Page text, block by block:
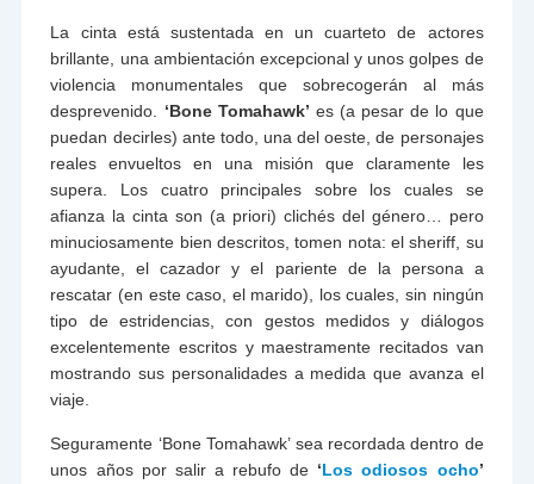
La cinta está sustentada en un cuarteto de actores
brillante, una ambientación excepcional y unos golpes de
violencia monumentales que sobrecogerán al más
desprevenido. ‘Bone Tomahawk’ es (a pesar de lo que
puedan decirles) ante todo, una del oeste, de personajes
reales envueltos en una misión que claramente les
supera. Los cuatro principales sobre los cuales se
afianza la cinta son (a priori) clichés del género… pero
minuciosamente bien descritos, tomen nota: el sheriff, su
ayudante, el cazador y el pariente de la persona a
rescatar (en este caso, el marido), los cuales, sin ningún
tipo de estridencias, con gestos medidos y diálogos
excelentemente escritos y maestramente recitados van
mostrando sus personalidades a medida que avanza el
viaje.
Seguramente ‘Bone Tomahawk’ sea recordada dentro de
unos años por salir a rebufo de ‘Los odiosos ocho’